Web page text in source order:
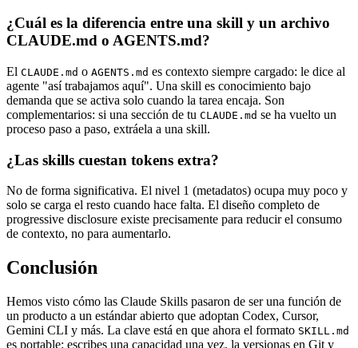
¿Cuál es la diferencia entre una skill y un archivo
CLAUDE.md o AGENTS.md?
El CLAUDE.md o AGENTS.md es contexto siempre cargado: le dice al
agente "así trabajamos aquí". Una skill es conocimiento bajo
demanda que se activa solo cuando la tarea encaja. Son
complementarios: si una sección de tu CLAUDE.md se ha vuelto un
proceso paso a paso, extráela a una skill.
¿Las skills cuestan tokens extra?
No de forma significativa. El nivel 1 (metadatos) ocupa muy poco y
solo se carga el resto cuando hace falta. El diseño completo de
progressive disclosure existe precisamente para reducir el consumo
de contexto, no para aumentarlo.
Conclusión
Hemos visto cómo las Claude Skills pasaron de ser una función de
un producto a un estándar abierto que adoptan Codex, Cursor,
Gemini CLI y más. La clave está en que ahora el formato SKILL.md
es portable: escribes una capacidad una vez, la versionas en Git y